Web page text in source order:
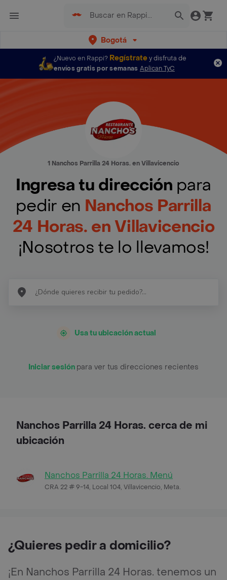
Bogotá
¿Nuevo en Rappi? Regístratey disfruta de
envíos gratis por semanas Aplican TyC
1 Nanchos Parrilla 24 Horas. en Villavicencio
Ingresa tu dirección para
pedir en Nanchos Parrilla
24 Horas. en Villavicencio
¡Nosotros te lo llevamos!
Usa tu ubicación actual
Iniciar sesión para ver tus direcciones recientes
Nanchos Parrilla 24 Horas. cerca de mi
ubicación
Nanchos Parrilla 24 Horas. Menú
CRA 22 # 9-14, Local 104, Villavicencio, Meta.
¿Quieres pedir a domicilio?
¡En Nanchos Parrilla 24 Horas. tenemos un